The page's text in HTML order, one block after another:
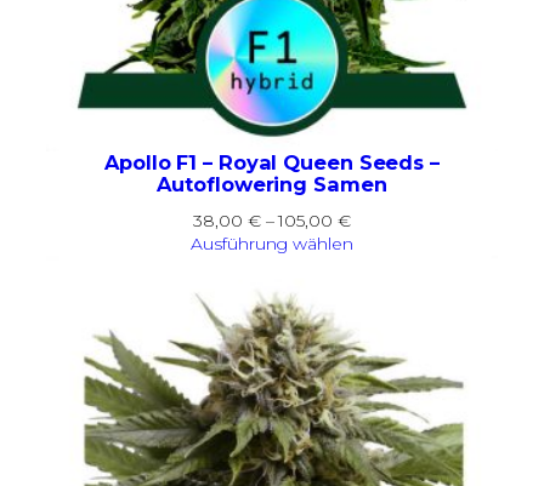
Apollo F1 – Royal Queen Seeds –
Autoflowering Samen
38,00 € –105,00 €Preisspanne:
38,00 €
Ausführung wählen